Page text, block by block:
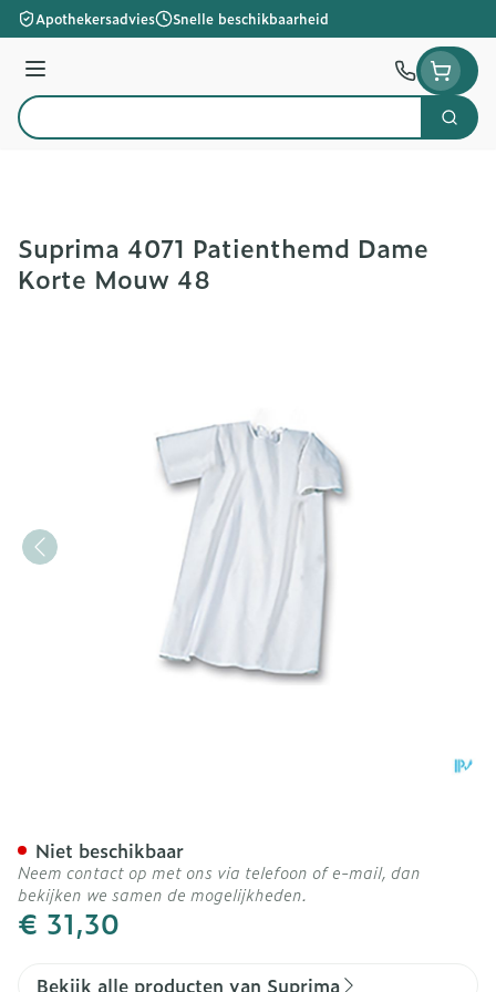
Ga naar de inhoud
Apothekersadvies Snelle beschikbaarheid
Menu
Product, merk, categorie...
Zoek
Suprima 4071 Patienthemd Dame
Korte Mouw 48
€ 31,30
Niet beschikbaar
Neem contact op met ons via telefoon of e-mail, dan
bekijken we samen de mogelijkheden.
Bekijk alle producten van Suprima